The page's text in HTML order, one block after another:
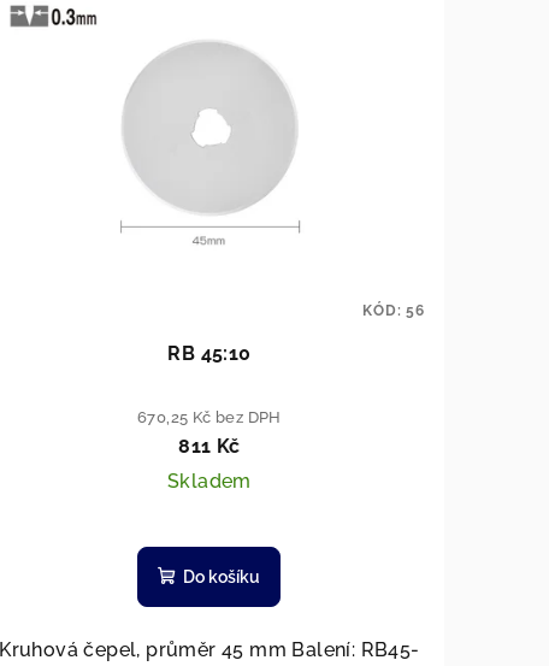
RB 45:10
670,25 Kč bez DPH
811 Kč
Skladem
Do košíku
Kruhová čepel, průměr 45 mm Balení: RB45-
KÓD:56